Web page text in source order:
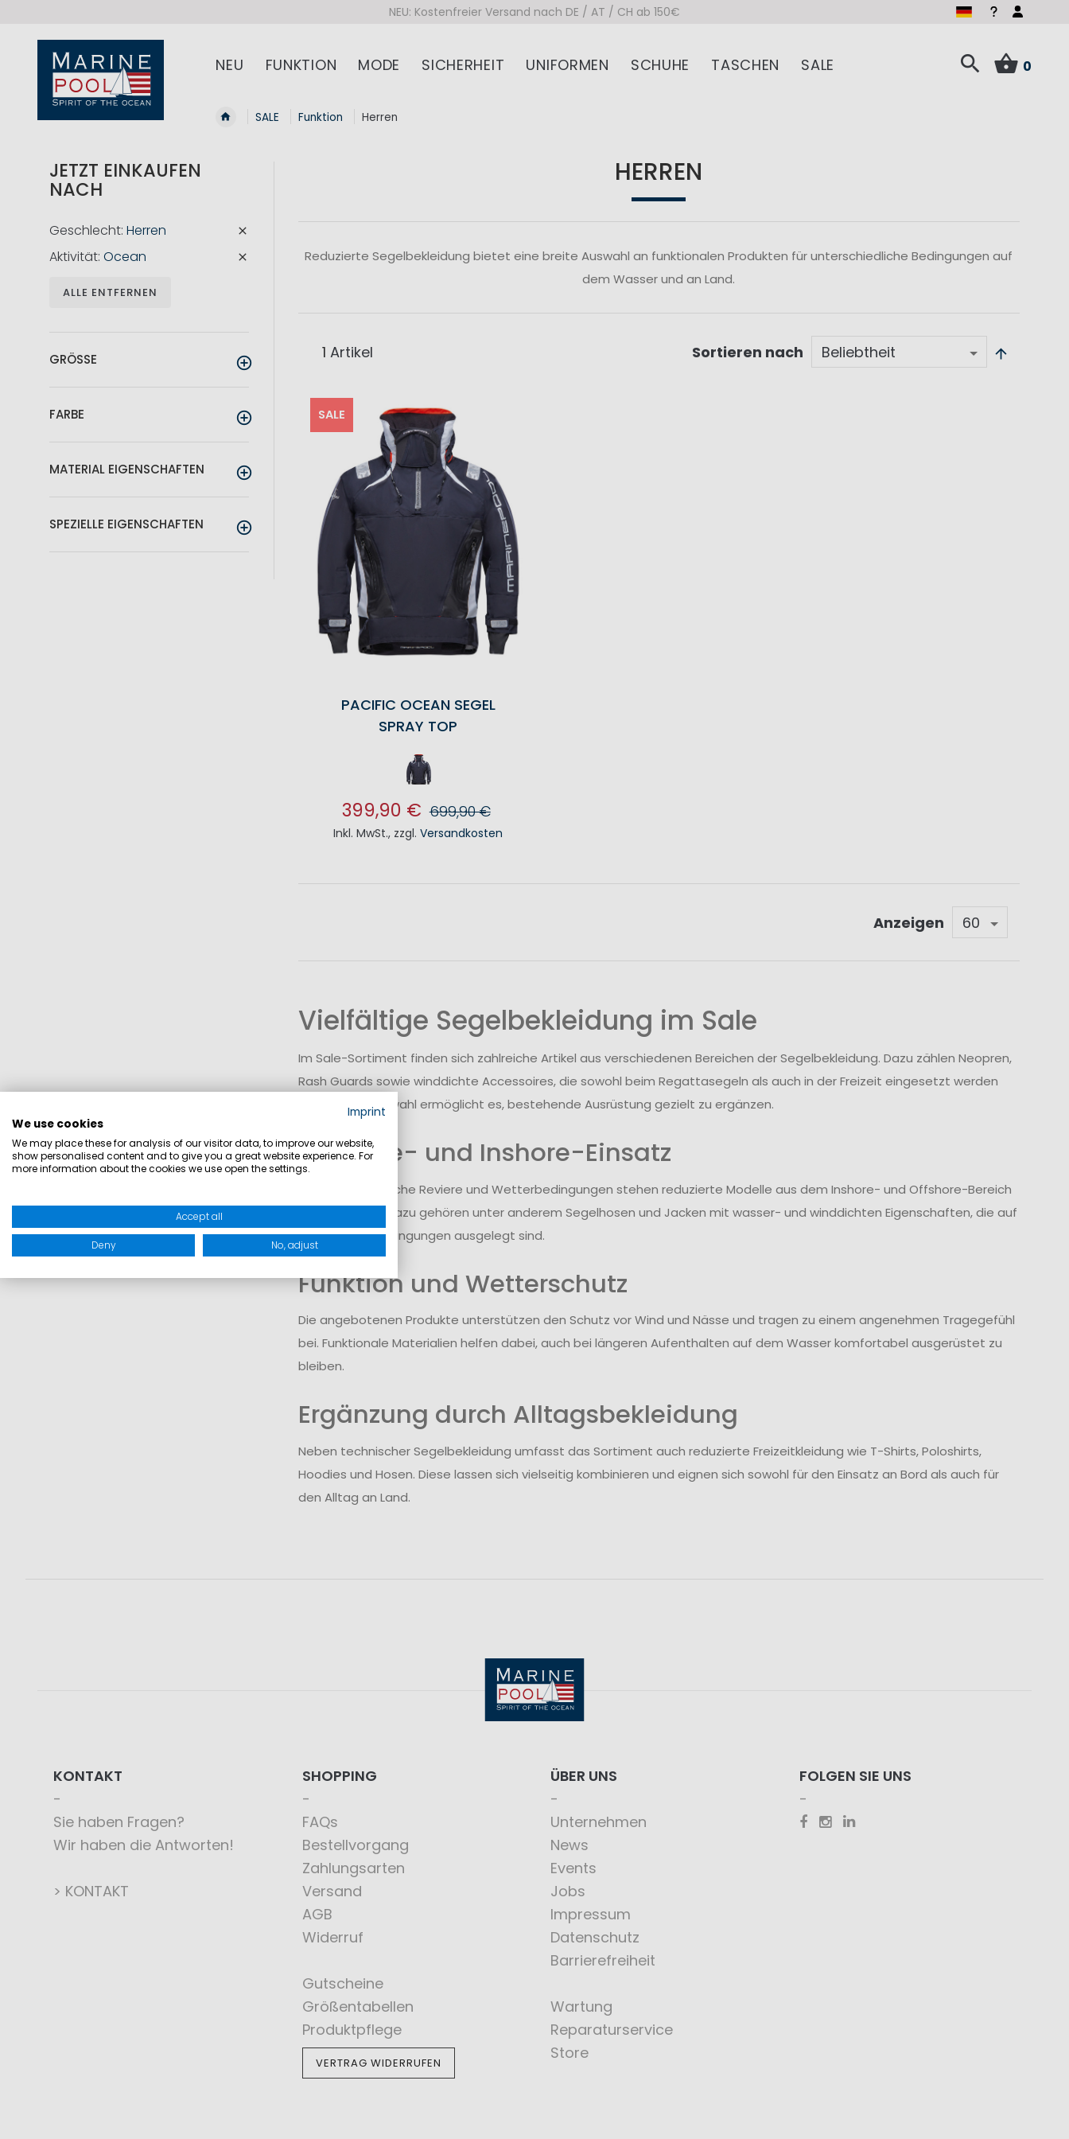
NEU: Kostenfreier Versand nach DE / AT / CH ab 150€
NEU FUNKTION MODE SICHERHEIT UNIFORMEN SCHUHE TASCHEN SALE 0
SALE Funktion Herren
HERREN
Reduzierte Segelbekleidung bietet eine breite Auswahl an funktionalen Produkten für unterschiedliche Bedingungen auf
dem Wasser und an Land.
1 Artikel Sortieren nach
SALE
PACIFIC OCEAN SEGEL
SPRAY TOP
399,90 € 699,90 €
Inkl. MwSt., zzgl.Versandkosten
Anzeigen
Vielfältige Segelbekleidung im Sale
Im Sale-Sortiment finden sich zahlreiche Artikel aus verschiedenen Bereichen der Segelbekleidung. Dazu zählen Neopren,
Rash Guards sowie winddichte Accessoires, die sowohl beim Regattasegeln als auch in der Freizeit eingesetzt werden
können. Die Auswahl ermöglicht es, bestehende Ausrüstung gezielt zu ergänzen.
Offshore- und Inshore-Einsatz
Für unterschiedliche Reviere und Wetterbedingungen stehen reduzierte Modelle aus dem Inshore- und Offshore-Bereich
zur Verfügung. Dazu gehören unter anderem Segelhosen und Jacken mit wasser- und winddichten Eigenschaften, die auf
wechselnde Bedingungen ausgelegt sind.
Funktion und Wetterschutz
Die angebotenen Produkte unterstützen den Schutz vor Wind und Nässe und tragen zu einem angenehmen Tragegefühl
bei. Funktionale Materialien helfen dabei, auch bei längeren Aufenthalten auf dem Wasser komfortabel ausgerüstet zu
bleiben.
Ergänzung durch Alltagsbekleidung
Neben technischer Segelbekleidung umfasst das Sortiment auch reduzierte Freizeitkleidung wie T-Shirts, Poloshirts,
Hoodies und Hosen. Diese lassen sich vielseitig kombinieren und eignen sich sowohl für den Einsatz an Bord als auch für
den Alltag an Land.
JETZT EINKAUFEN
NACH
Geschlecht Herren
Aktivität Ocean
ALLE ENTFERNEN
GRÖSSE
FARBE
MATERIAL EIGENSCHAFTEN
SPEZIELLE EIGENSCHAFTEN
KONTAKT
Sie haben Fragen?
Wir haben die Antworten!
> KONTAKT
SHOPPING
FAQs
Bestellvorgang
Zahlungsarten
Versand
AGB
Widerruf
Gutscheine
Größentabellen
Produktpflege
VERTRAG WIDERRUFEN
ÜBER UNS
Unternehmen
News
Events
Jobs
Impressum
Datenschutz
Barrierefreiheit
Wartung
Reparaturservice
Store
FOLGEN SIE UNS
Imprint
We use cookies
We may place these for analysis of our visitor data, to improve our website,
show personalised content and to give you a great website experience. For
more information about the cookies we use open the settings.
Accept all
Deny No, adjust